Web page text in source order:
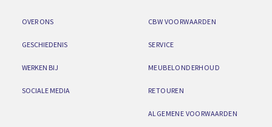
OVER ONS
GESCHIEDENIS
WERKEN BIJ
SOCIALE MEDIA
CBW VOORWAARDEN
SERVICE
MEUBELONDERHOUD
RETOUREN
ALGEMENE VOORWAARDEN